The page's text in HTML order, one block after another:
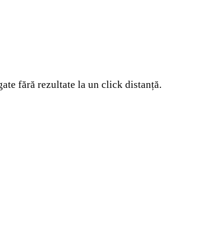
fără rezultate la un click distanță.